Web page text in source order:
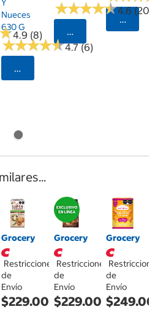
4.9 (8)
Código Postal
Y
Nueces
630 G
★★★★★
★★★★★4.7 (6)
Seleccionar Código Postal
★★★★★
★★★★★4.6 (20)
Seleccionar
Grocery
Restricciones
de
Envío
$229.00
Grocery
Restricciones
de
Envío
$229.00
Grocery
de
Envío
$249.00